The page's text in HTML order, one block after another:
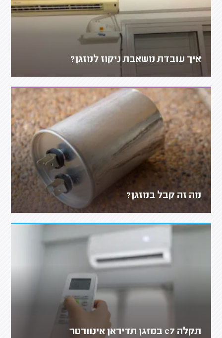
איך עובדת משאבת ניקוז למזגן?
מה זה קבל במזגן?
תקלה e7 במזגן תדיראן אינוורטר